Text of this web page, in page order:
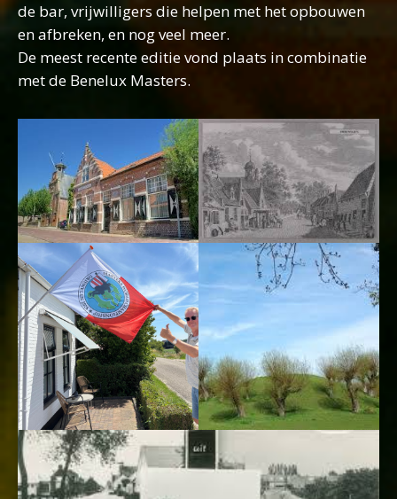
de bar, vrijwilligers die helpen met het opbouwen
en afbreken, en nog veel meer.
De meest recente editie vond plaats in combinatie
met de Benelux Masters.